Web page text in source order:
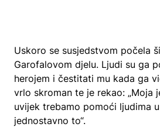
Uskoro se susjedstvom počela
Garofalovom djelu. Ljudi su ga
herojem i čestitati mu kada ga
vrlo skroman te je rekao: „Moja
uvijek trebamo pomoći ljudima
jednostavno to“.